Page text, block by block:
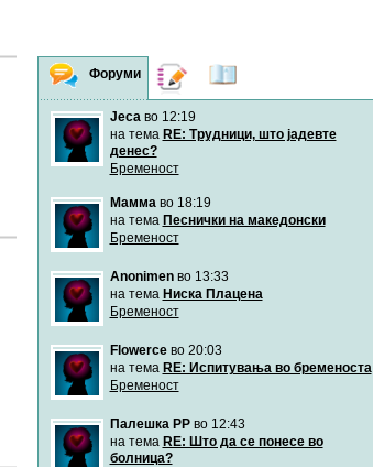
Форуми Дневници
Jecaво 12:19
на тема RE: Трудници, што јадевте
денес?
Бременост
Маммаво 18:19
на тема Песнички на македонски
Бременост
Anonimenво 13:33
на тема Ниска Плацена
Бременост
Flowerceво 20:03
на тема RE: Испитувања во бременоста
Бременост
Палешка РРво 12:43
на тема RE: Што да се понесе во
болница?